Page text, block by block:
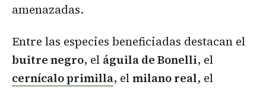
amenazadas.
Entre las especies beneficiadas destacan el
buitre negro, el águila de Bonelli, el
cernícalo primilla, elmilano real, el